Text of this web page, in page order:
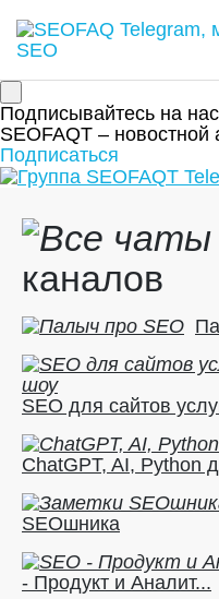
Подписывайтесь на
SEOFAQT – новостной
Подписаться
каналов
SEO для сайтов
ChatGPT, AI, Python
SEOшника
- Продукт и Аналит...